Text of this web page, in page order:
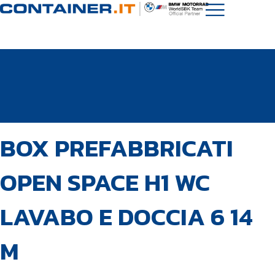
IN:
BOX PREFABBRICATI
OPEN SPACE H1 WC
LAVABO E DOCCIA 6 14
M
il: